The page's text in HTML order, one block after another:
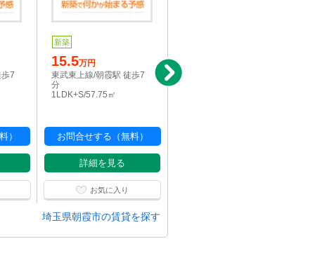
7
）
新築
15.5万円
東武東上線/朝霞駅 徒歩7
分
1LDK+S/57.75㎡
お問合せする（無料）
詳細を見る
お気に入り
東武東上線/朝霞駅 徒歩7
埼玉県朝霞市の賃貸を探す